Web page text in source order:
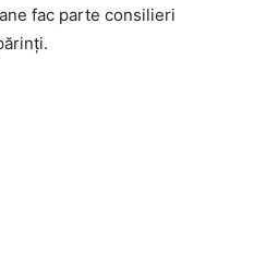
fac parte consilieri